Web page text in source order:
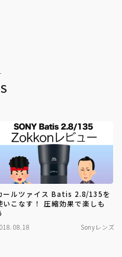
ールツァイス Batis 2.8/135を
いこなす！ 圧縮効果で楽しも
Sonyレンズ